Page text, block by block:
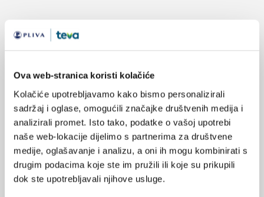
Ova web-stranica koristi kolačiće
Kolačiće upotrebljavamo kako bismo personalizirali
sadržaj i oglase, omogućili značajke društvenih medija i
analizirali promet. Isto tako, podatke o vašoj upotrebi
naše web-lokacije dijelimo s partnerima za društvene
medije, oglašavanje i analizu, a oni ih mogu kombinirati s
drugim podacima koje ste im pružili ili koje su prikupili
dok ste upotrebljavali njihove usluge.
VEZANI SADRŽAJ
Kombinacija sarkopenije i pretilosti povećava rizik
od smrti
03.04.2024.
Mikroplastika pronađena u plaku arterija
29.01.2024.
Ljudi s OKP-om imaju veću vjerojatnost ranije smrti
bez obzira na uzrok